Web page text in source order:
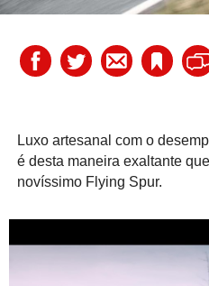
Luxo artesanal com o
é desta maneira exaltante
novíssimo Flying Spur.